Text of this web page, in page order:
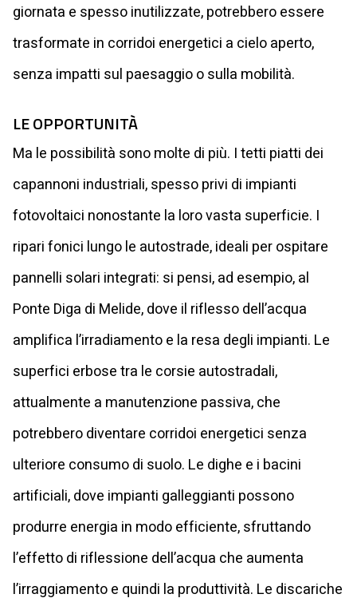
giornata e spesso inutilizzate, potrebbero essere
trasformate in corridoi energetici a cielo aperto,
senza impatti sul paesaggio o sulla mobilità.
LE OPPORTUNITÀ
Ma le possibilità sono molte di più. I tetti piatti dei
capannoni industriali, spesso privi di impianti
fotovoltaici nonostante la loro vasta superficie. I
ripari fonici lungo le autostrade, ideali per ospitare
pannelli solari integrati: si pensi, ad esempio, al
Ponte Diga di Melide, dove il riflesso dell’acqua
amplifica l’irradiamento e la resa degli impianti. Le
superfici erbose tra le corsie autostradali,
attualmente a manutenzione passiva, che
potrebbero diventare corridoi energetici senza
ulteriore consumo di suolo. Le dighe e i bacini
artificiali, dove impianti galleggianti possono
produrre energia in modo efficiente, sfruttando
l’effetto di riflessione dell’acqua che aumenta
l’irraggiamento e quindi la produttività. Le discariche